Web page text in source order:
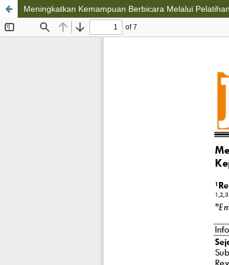
Meningkatkan Kemampuan Berbicara Melalui